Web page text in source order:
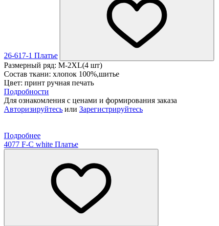
26-617-1 Платье
Размерный ряд: M-2XL(4 шт)
Состав ткани: хлопок 100%,шитье
Цвет: принт ручная печать
Подробности
Для ознакомления с ценами и формирования заказа
Авторизируйтесь или Зарегистрируйтесь
Подробнее
4077 F-C white Платье